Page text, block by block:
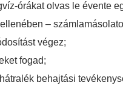
órákat olvas le évente
–
végez;
fogad;
behajtási